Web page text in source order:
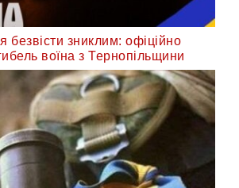
безвісти зниклим: офіційно
воїна з Тернопільщини